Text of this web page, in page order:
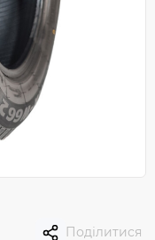
Поділитися